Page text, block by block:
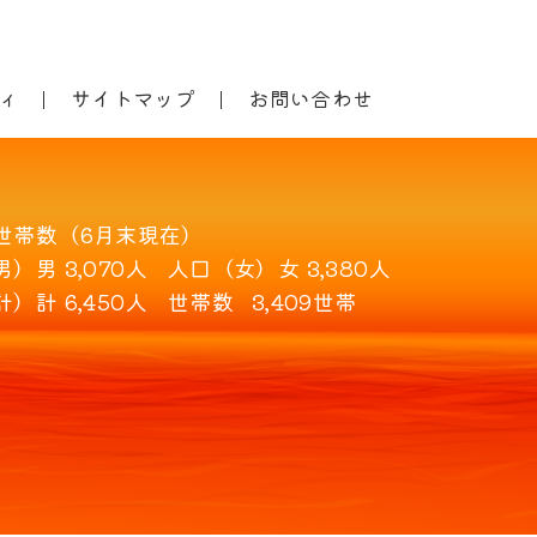
サイトマップ お問い合わせ
帯数（6月末現在）
男 3,070人 人口（女） 女 3,380人
計 6,450人 世帯数 3,409世帯